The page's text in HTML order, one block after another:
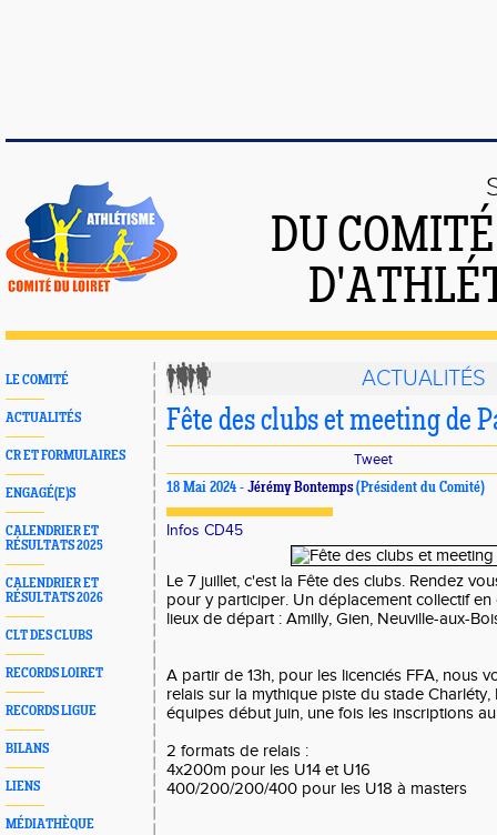
DU
LE COMITÉ
ACTUALITÉS
CR ET FORMULAIRES
ENGAGÉ(E)S
CALENDRIER ET
RÉSULTATS 2025
CALENDRIER ET
RÉSULTATS 2026
CLT DES CLUBS
RECORDS LOIRET
RECORDS LIGUE
BILANS
LIENS
MÉDIATHÈQUE
ACTUALITÉS
Fête des clubs et meeting de
Tweet
18 Mai 2024 - Jérémy Bontemps(Président du Comité)
Infos CD45
Le 7 juillet, c'est la Fête des clubs. Rendez
pour y participer. Un déplacement collectif
lieux de départ : Amilly, Gien, Neuville-aux-
A partir de 13h, pour les licenciés FFA, nous
relais sur la mythique piste du stade
équipes début juin, une fois les inscriptions
2 formats de relais :
4x200m pour les U14 et U16
400/200/200/400 pour les U18 à masters